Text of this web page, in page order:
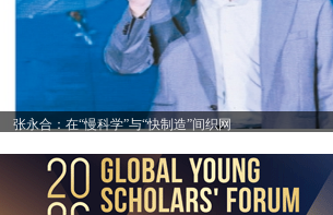
张永合：在“慢科学”与“快制造”间织网